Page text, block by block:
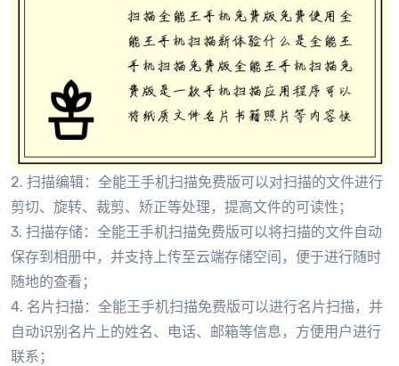
2. 扫描编辑：全能王手机扫描免费版可以对扫描的文件进行
剪切、旋转、裁剪、矫正等处理，提高文件的可读性；
3. 扫描存储：全能王手机扫描免费版可以将扫描的文件自动
保存到相册中，并支持上传至云端存储空间，便于进行随时
随地的查看；
4. 名片扫描：全能王手机扫描免费版可以进行名片扫描，并
自动识别名片上的姓名、电话、邮箱等信息，方便用户进行
联系；